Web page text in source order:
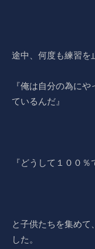
途中、何度も練習を
『俺は自分の為に
ているんだ』
『どうして１００％
と子供たちを集めて
した。